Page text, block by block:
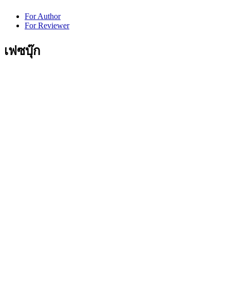
For Author
For Reviewer
เฟซบุ๊ก